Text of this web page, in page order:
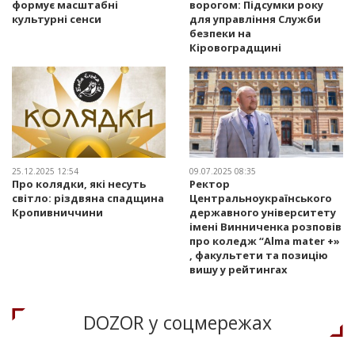
формує масштабні
культурні сенси
ворогом: Підсумки року
для управління Служби
безпеки на
Кіровоградщині
25.12.2025 12:54
Про колядки, які несуть
світло: різдвяна спадщина
Кропивниччини
09.07.2025 08:35
Ректор
Центральноукраїнського
державного університету
імені Винниченка розповів
про коледж “Alma mater +»
, факультети та позицію
вишу у рейтингах
DOZOR у соцмережах